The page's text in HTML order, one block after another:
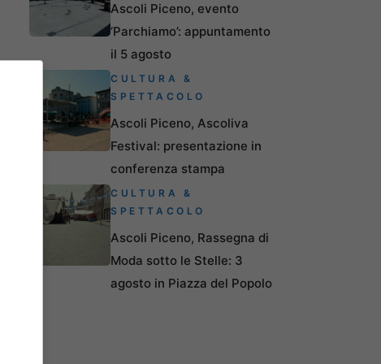
Ascoli Piceno, evento
‘Parchiamo’: appuntamento
il 5 agosto
CULTURA &
SPETTACOLO
Ascoli Piceno, Ascoliva
Festival: presentazione in
conferenza stampa
CULTURA &
SPETTACOLO
Ascoli Piceno, Rassegna di
Moda sotto le Stelle: 3
agosto in Piazza del Popolo